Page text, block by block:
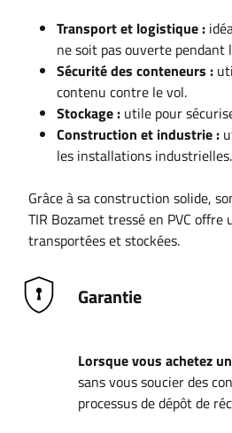
Transport et logistique :
ne soit pas ouverte
Sécurité des conteneurs :
contenu contre le vol.
Stockage : utile pour
Construction et industrie :
les installations industrielles.
Grâce à sa construction solide,
TIR Bozamet tressé en PVC
transportées et stockées.
Garantie
Lorsque vous achetez
sans vous soucier des
processus de dépôt de